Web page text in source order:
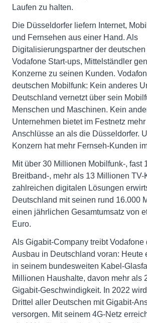
Laufen zu halten.
Die Düsseldorfer liefern Internet,
und Fernsehen aus einer Hand. Als
Digitalisierungspartner der
Vodafone Start-ups, Mittelständler
Konzerne zu seinen Kunden.
deutschen Mobilfunk: Kein anderes
Deutschland vernetzt über sein
Menschen und Maschinen. Kein
Unternehmen bietet im Festnetz
Anschlüsse an als die Düsseldorfer.
Konzern hat mehr Fernseh-Kunden
Mit über 30 Millionen Mobilfunk-, fast
Breitband-, mehr als 13 Millionen TV-
zahlreichen digitalen Lösungen
Deutschland mit seinen rund 16.000
einen jährlichen Gesamtumsatz von
Euro.
Als Gigabit-Company treibt Vodafone
Ausbau in Deutschland voran: Heute
in seinem bundesweiten Kabel-
Millionen Haushalte, davon mehr als
Gigabit-Geschwindigkeit. In 2022
Drittel aller Deutschen mit Gigabit-
versorgen. Mit seinem 4G-Netz